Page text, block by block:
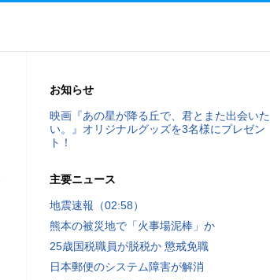
お知らせ
映画『あの星が降る丘で、君とまた出会いた
い。』オリジナルグッズを3名様にプレゼン
ト！
主要ニュース
地震速報（02:58）
熊本の被災地で「火事場泥棒」か
25歳国税職員が脱税か 懲戒免職
日本郵便のシステム障害が解消